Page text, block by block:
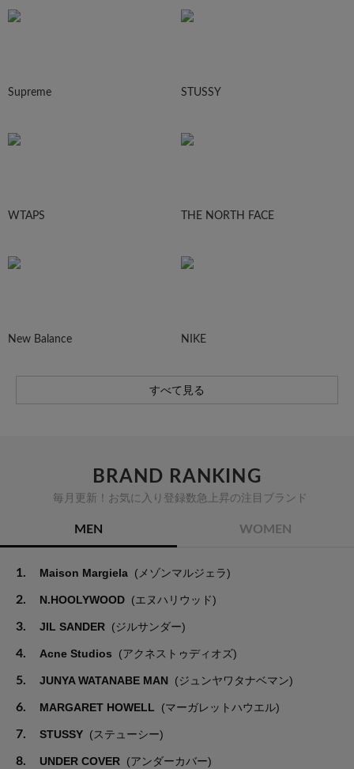
Supreme STUSSY
WTAPS THE NORTH FACE
New Balance NIKE
すべて見る
BRAND RANKING
毎月更新！お気に入り登録数急上昇の注目ブランド
MEN WOMEN
1. Maison Margiela (メゾンマルジェラ)
2. N.HOOLYWOOD (エヌハリウッド)
3. JIL SANDER (ジルサンダー)
4. Acne Studios (アクネストゥディオズ)
5. JUNYA WATANABE MAN (ジュンヤワタナベマン)
6. MARGARET HOWELL (マーガレットハウエル)
7. STUSSY (ステューシー)
8. UNDER COVER (アンダーカバー)